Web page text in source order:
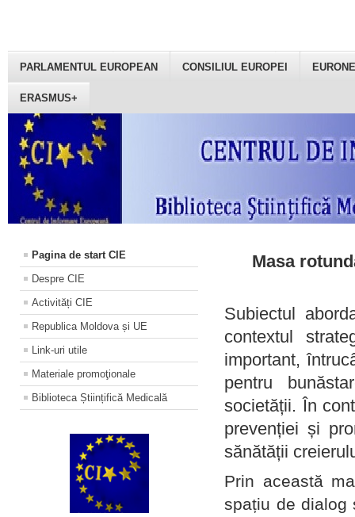
PARLAMENTUL EUROPEAN CONSILIUL EUROPEI
ERASMUS+
Pagina de start CIE
Despre CIE
Activități CIE
Republica Moldova și UE
Link-uri utile
Materiale promoţionale
Biblioteca Științifică Medicală
Masa
Subiectul
contextul
important,
pentru
societății. În
prevenției și
sănătății
Prin această
spațiu de dialog